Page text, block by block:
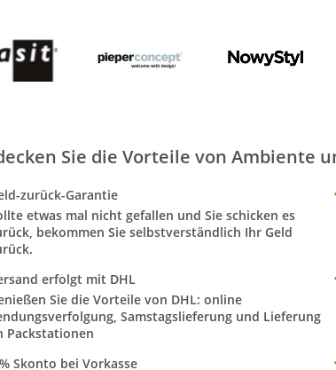
Sie die Vorteile von Ambiente
zurück-Garantie
etwas mal nicht gefallen und Sie schicken es
bekommen Sie selbstverständlich Ihr Geld
erfolgt mit DHL
Sie die Vorteile von DHL: online
Samstagslieferung und Lieferung
Packstationen
Skonto bei Vorkasse